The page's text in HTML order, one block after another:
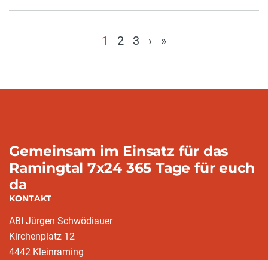
1 2 3 › »
Gemeinsam im Einsatz für das
Ramingtal 7x24 365 Tage für euch
da
KONTAKT
ABI Jürgen Schwödiauer
Kirchenplatz 12
4442 Kleinraming